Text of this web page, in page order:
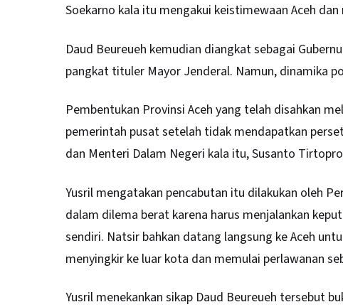
Soekarno kala itu mengakui keistimewaan Aceh
Daud Beureueh kemudian diangkat sebagai
pangkat tituler Mayor Jenderal. Namun, dinamika
Pembentukan Provinsi Aceh yang telah disahkan
pemerintah pusat setelah tidak mendapatkan
dan Menteri Dalam Negeri kala itu, Susanto
Yusril mengatakan pencabutan itu dilakukan oleh
dalam dilema berat karena harus menjalankan
sendiri. Natsir bahkan datang langsung ke Aceh
menyingkir ke luar kota dan memulai perlawanan
Yusril menekankan sikap Daud Beureueh tersebut